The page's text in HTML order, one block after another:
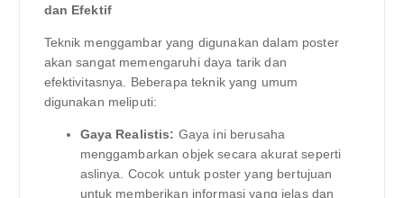
dan Efektif
Teknik menggambar yang digunakan dalam poster
akan sangat memengaruhi daya tarik dan
efektivitasnya. Beberapa teknik yang umum
digunakan meliputi:
Gaya Realistis: Gaya ini berusaha
menggambarkan objek secara akurat seperti
aslinya. Cocok untuk poster yang bertujuan
untuk memberikan informasi yang jelas dan